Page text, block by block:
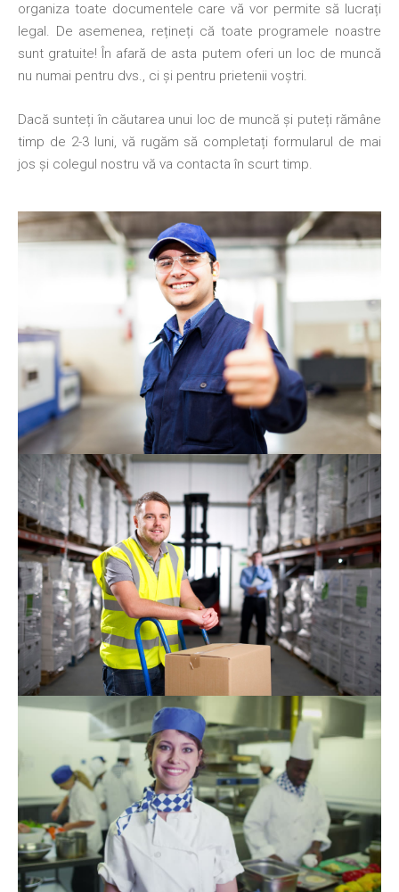
organiza toate documentele care vă vor permite să lucrați
legal. De asemenea, rețineți că toate programele noastre
sunt gratuite! În afară de asta putem oferi un loc de muncă
nu numai pentru dvs., ci și pentru prietenii voștri.
Dacă sunteți în căutarea unui loc de muncă și puteți rămâne
timp de 2-3 luni, vă rugăm să completați formularul de mai
jos și colegul nostru vă va contacta în scurt timp.